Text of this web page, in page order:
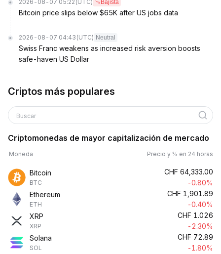
2026-08-07 05:22 (UTC) Bajista
Bitcoin price slips below $65K after US jobs data
2026-08-07 04:43 (UTC) Neutral
Swiss Franc weakens as increased risk aversion boosts
safe-haven US Dollar
Criptos más populares
Buscar
Criptomonedas de mayor capitalización de mercado
Moneda Precio y % en 24 horas
Bitcoin
BTC
CHF 64,333.00
-0.80%
Ethereum
ETH
CHF 1,901.89
-0.40%
XRP
XRP
CHF 1.026
-2.30%
Solana
SOL
CHF 72.89
-1.80%